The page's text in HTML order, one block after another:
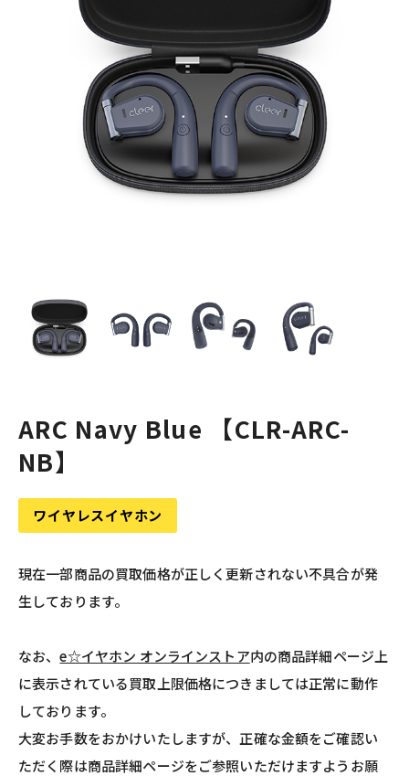
ARC Navy Blue 【CLR-ARC-
NB】
ワイヤレスイヤホン
現在一部商品の買取価格が正しく更新されない不具合が発
生しております。
なお、e☆イヤホン オンラインストア内の商品詳細ページ上
に表示されている買取上限価格につきましては正常に動作
しております。
大変お手数をおかけいたしますが、正確な金額をご確認い
ただく際は商品詳細ページをご参照いただけますようお願